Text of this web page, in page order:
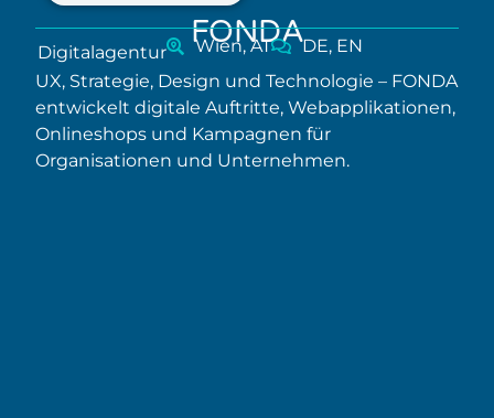
FONDA
Digitalagentur Wien, AT
DE, EN
UX, Strategie, Design und Technologie – FONDA
entwickelt digitale Auftritte, Webapplikationen,
Onlineshops und Kampagnen für
Organisationen und Unternehmen.